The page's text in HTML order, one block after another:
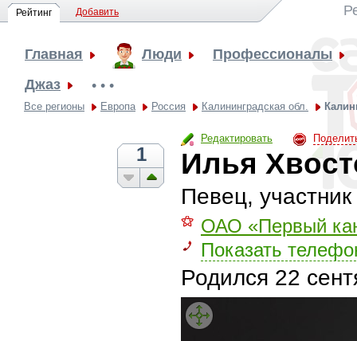
Рейтинг Добавить
Главная Люди
Профессионалы
Джаз
• • •
Все регионы Европа Россия Калининградская обл.
Редактировать
1 Илья
Певец,
⚝ ОАО «Первый
Показать
Родился 22